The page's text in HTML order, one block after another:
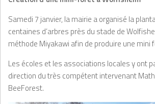
Samedi 7 janvier, la mairie a organisé la
centaines d’arbres près du stade de
méthode Miyakawi afin de produire une mini
Les écoles et les associations locales y ont
direction du très compétent intervenant
BeeForest.